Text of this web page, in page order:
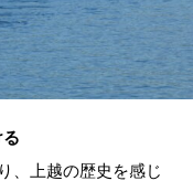
、上越の歴史を感じ